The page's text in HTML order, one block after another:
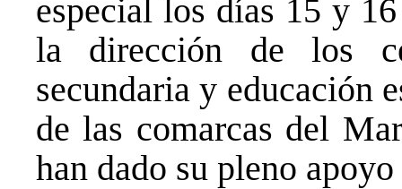
especial los días 15 y
la dirección de los
secundaria y educación
de las comarcas del
han dado su pleno